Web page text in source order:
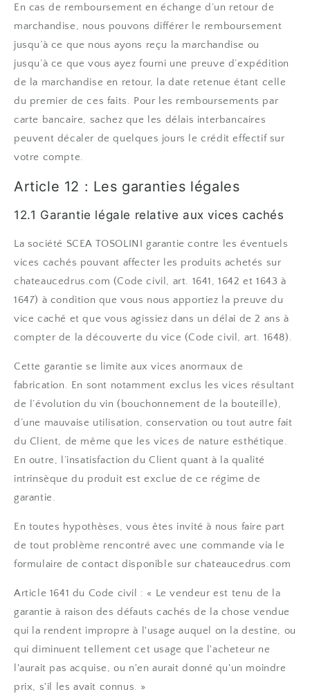
En cas de remboursement en échange d’un retour de
marchandise, nous pouvons différer le remboursement
jusqu’à ce que nous ayons reçu la marchandise ou
jusqu’à ce que vous ayez fourni une preuve d’expédition
de la marchandise en retour, la date retenue étant celle
du premier de ces faits. Pour les remboursements par
carte bancaire, sachez que les délais interbancaires
peuvent décaler de quelques jours le crédit effectif sur
votre compte.
Article 12 : Les garanties légales
12.1 Garantie légale relative aux vices cachés
La société SCEA TOSOLINI garantie contre les éventuels
vices cachés pouvant affecter les produits achetés sur
chateaucedrus.com (Code civil, art. 1641, 1642 et 1643 à
1647) à condition que vous nous apportiez la preuve du
vice caché et que vous agissiez dans un délai de 2 ans à
compter de la découverte du vice (Code civil, art. 1648).
Cette garantie se limite aux vices anormaux de
fabrication. En sont notamment exclus les vices résultant
de l’évolution du vin (bouchonnement de la bouteille),
d’une mauvaise utilisation, conservation ou tout autre fait
du Client, de même que les vices de nature esthétique.
En outre, l’insatisfaction du Client quant à la qualité
intrinsèque du produit est exclue de ce régime de
garantie.
En toutes hypothèses, vous êtes invité à nous faire part
de tout problème rencontré avec une commande via le
formulaire de contact disponible sur chateaucedrus.com
Article 1641 du Code civil : « Le vendeur est tenu de la
garantie à raison des défauts cachés de la chose vendue
qui la rendent impropre à l'usage auquel on la destine, ou
qui diminuent tellement cet usage que l'acheteur ne
l'aurait pas acquise, ou n'en aurait donné qu'un moindre
prix, s'il les avait connus. »